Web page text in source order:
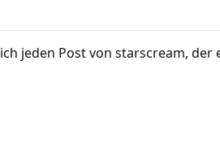
jeden Post von starscream,